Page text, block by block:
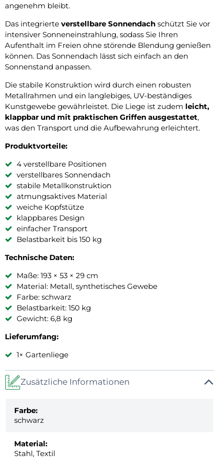
angenehm bleibt.
Das integrierte verstellbare Sonnendach schützt Sie vor
intensiver Sonneneinstrahlung, sodass Sie Ihren
Aufenthalt im Freien ohne störende Blendung genießen
können. Das Sonnendach lässt sich einfach an den
Sonnenstand anpassen.
Die stabile Konstruktion wird durch einen robusten
Metallrahmen und ein langlebiges, UV-beständiges
Kunstgewebe gewährleistet. Die Liege ist zudem leicht,
klappbar und mit praktischen Griffen ausgestattet,
was den Transport und die Aufbewahrung erleichtert.
Produktvorteile:
4 verstellbare Positionen
verstellbares Sonnendach
stabile Metallkonstruktion
atmungsaktives Material
weiche Kopfstütze
klappbares Design
einfacher Transport
Belastbarkeit bis 150 kg
Technische Daten:
Maße: 193 × 53 × 29 cm
Material: Metall, synthetisches Gewebe
Farbe: schwarz
Belastbarkeit: 150 kg
Gewicht: 6,8 kg
Lieferumfang:
1× Gartenliege
Zusätzliche Informationen
Farbe:
schwarz
Material:
Stahl, Textil